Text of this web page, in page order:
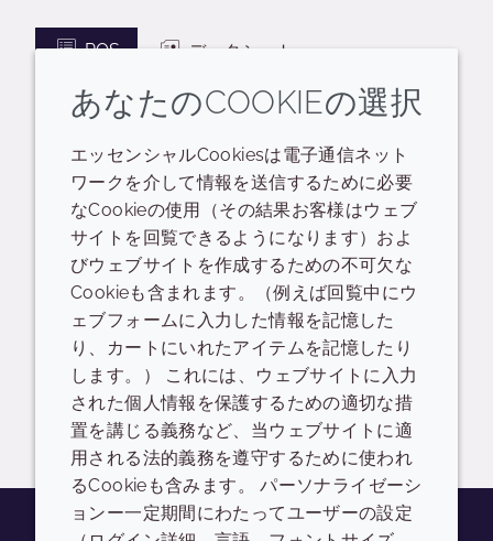
POS データシート
生分解性ステートメント
Cutissential 18-MEA Product overview sheets
英語: 778.0 KB READ DESCRIPTIONS
ログイン/登録 ドロップダウンを切り
Cutissential Series
日本語: 771.0 KB
ログイン/登録
あなたのCOOKIEの選択
エッセンシャルCookiesは電子通信ネット
ワークを介して情報を送信するために必要
なCookieの使用（その結果お客様はウェブ
サイトを回覧できるようになります）およ
びウェブサイトを作成するための不可欠な
Cookieも含まれます。（例えば回覧中にウ
ェブフォームに入力した情報を記憶した
り、カートにいれたアイテムを記憶したり
します。） これには、ウェブサイトに入力
された個人情報を保護するための適切な措
置を講じる義務など、当ウェブサイトに適
用される法的義務を遵守するために使われ
るCookieも含みます。 パーソナライゼーシ
ョンー一定期間にわたってユーザーの設定